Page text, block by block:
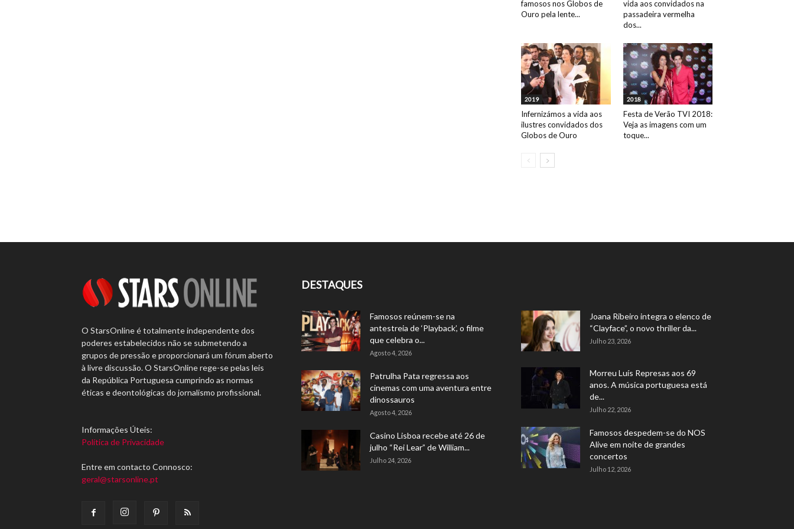
famosos nos Globos de
Ouro pela lente...
vida aos convidados na
passadeira vermelha
dos...
2019
Infernizámos a vida aos
ilustres convidados dos
Globos de Ouro
2018
Festa de Verão TVI 2018:
Veja as imagens com um
toque...
O StarsOnline é totalmente independente dos
poderes estabelecidos não se submetendo a
grupos de pressão e proporcionará um fórum aberto
à livre discussão. O StarsOnline rege-se pelas leis
da República Portuguesa cumprindo as normas
éticas e deontológicas do jornalismo profissional.
Informações Úteis:
Política de Privacidade
Entre em contacto Connosco:
geral@starsonline.pt
DESTAQUES
Famosos reúnem-se na
antestreia de ‘Playback’, o filme
que celebra o...
Agosto 4, 2026
Patrulha Pata regressa aos
cinemas com uma aventura entre
dinossauros
Agosto 4, 2026
Casino Lisboa recebe até 26 de
julho “Rei Lear” de William...
Julho 24, 2026
Joana Ribeiro integra o elenco de
“Clayface”, o novo thriller da...
Julho 23, 2026
Morreu Luís Represas aos 69
anos. A música portuguesa está
de...
Julho 22, 2026
Famosos despedem-se do NOS
Alive em noite de grandes
concertos
Julho 12, 2026